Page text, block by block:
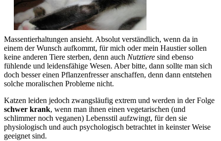
Massentierhaltungen ansieht. Absolut verständlich, wenn da in
einem der Wunsch aufkommt, für mich oder mein Haustier sollen
keine anderen Tiere sterben, denn auch Nutztiere sind ebenso
fühlende und leidensfähige Wesen. Aber bitte, dann sollte man sich
doch besser einen Pflanzenfresser anschaffen, denn dann entstehen
solche moralischen Probleme nicht.
Katzen leiden jedoch zwangsläufig extrem und werden in der Folge
schwer krank, wenn man ihnen einen vegetarischen (und
schlimmer noch veganen) Lebensstil aufzwingt, für den sie
physiologisch und auch psychologisch betrachtet in keinster Weise
geeignet sind.